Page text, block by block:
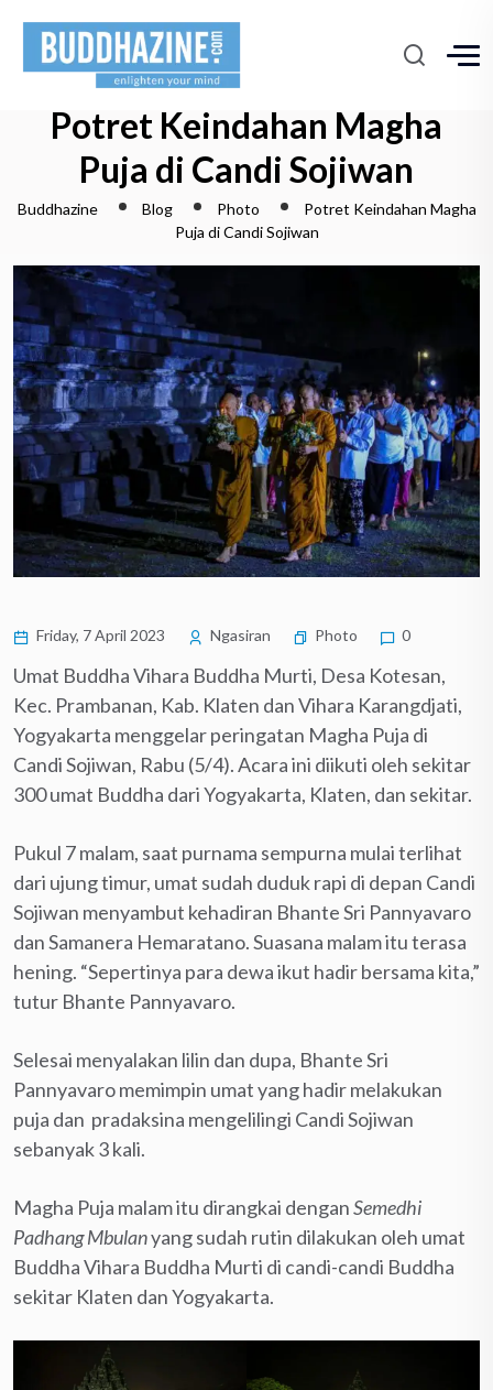
Potret Keindahan Magha
Puja di Candi Sojiwan
Buddhazine Blog Photo
Potret Keindahan Magha
Puja di Candi Sojiwan
Friday, 7 April 2023 Ngasiran Photo 0
Umat Buddha Vihara Buddha Murti, Desa Kotesan,
Kec. Prambanan, Kab. Klaten dan Vihara Karangdjati,
Yogyakarta menggelar peringatan Magha Puja di
Candi Sojiwan, Rabu (5/4). Acara ini diikuti oleh sekitar
300 umat Buddha dari Yogyakarta, Klaten, dan sekitar.
Pukul 7 malam, saat purnama sempurna mulai terlihat
dari ujung timur, umat sudah duduk rapi di depan Candi
Sojiwan menyambut kehadiran Bhante Sri Pannyavaro
dan Samanera Hemaratano. Suasana malam itu terasa
hening. “Sepertinya para dewa ikut hadir bersama kita,”
tutur Bhante Pannyavaro.
Selesai menyalakan lilin dan dupa, Bhante Sri
Pannyavaro memimpin umat yang hadir melakukan
puja dan pradaksina mengelilingi Candi Sojiwan
sebanyak 3 kali.
Magha Puja malam itu dirangkai denganSemedhi
Padhang Mbulanyang sudah rutin dilakukan oleh umat
Buddha Vihara Buddha Murti di candi-candi Buddha
sekitar Klaten dan Yogyakarta.